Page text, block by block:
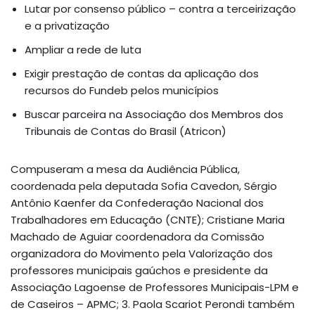
Lutar por consenso público – contra a terceirização
e a privatização
Ampliar a rede de luta
Exigir prestação de contas da aplicação dos
recursos do Fundeb pelos municípios
Buscar parceira na Associação dos Membros dos
Tribunais de Contas do Brasil (Atricon)
Compuseram a mesa da Audiência Pública,
coordenada pela deputada Sofia Cavedon, Sérgio
Antônio Kaenfer da Confederação Nacional dos
Trabalhadores em Educação (CNTE); Cristiane Maria
Machado de Aguiar coordenadora da Comissão
organizadora do Movimento pela Valorização dos
professores municipais gaúchos e presidente da
Associação Lagoense de Professores Municipais-LPM e
de Caseiros – APMC; 3. Paola Scariot Perondi também